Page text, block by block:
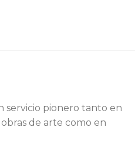
servicio pionero tanto en
de arte como en